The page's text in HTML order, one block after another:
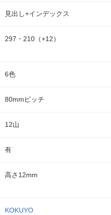
見出し+インデックス
297・210（+12）
6色
80mmピッチ
12山
有
高さ12mm
KOKUYO